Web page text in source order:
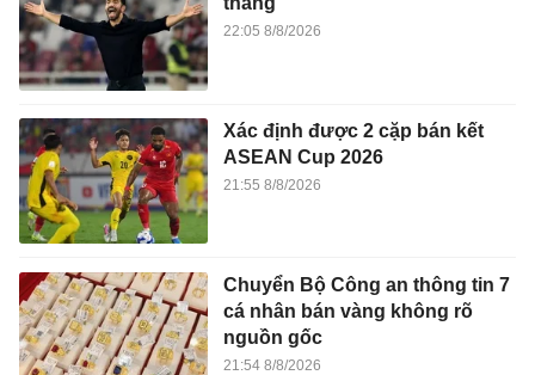
22:05 8/8/2026
Xác định được 2 cặp bán kết
ASEAN Cup 2026
21:55 8/8/2026
Chuyển Bộ Công an thông tin 7
cá nhân bán vàng không rõ
nguồn gốc
21:54 8/8/2026